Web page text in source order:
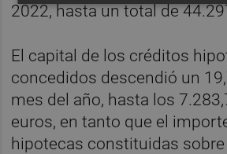
2022, hasta un total de
El capital de los créditos
concedidos descendió un
mes del año, hasta los
euros, en tanto que el
hipotecas constituidas